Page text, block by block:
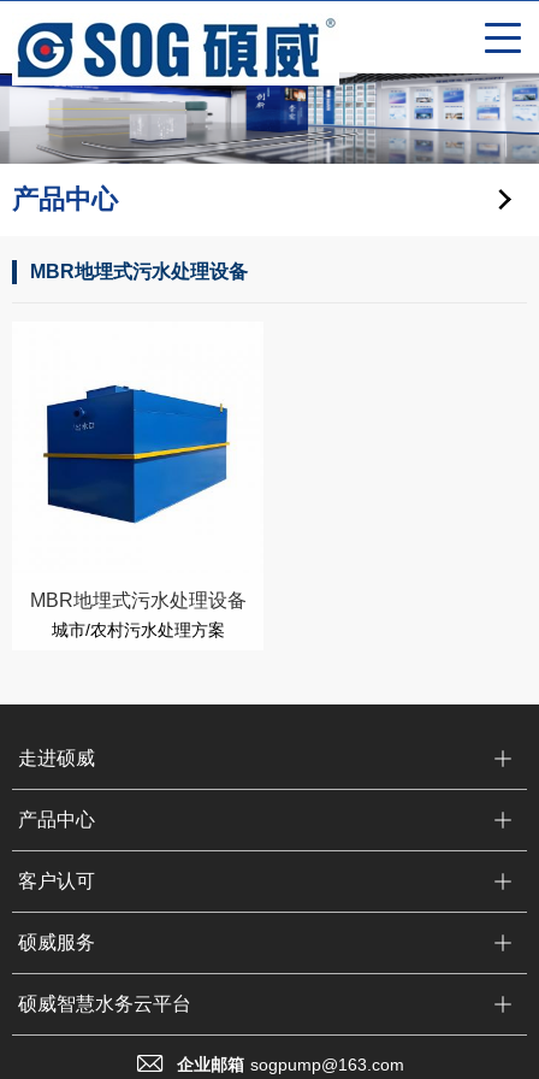
产品中心
MBR地埋式污水处理设备
MBR地埋式污水处理设备
城市/农村污水处理方案
走进硕威
产品中心
客户认可
硕威服务
硕威智慧水务云平台
企业邮箱 sogpump@163.com